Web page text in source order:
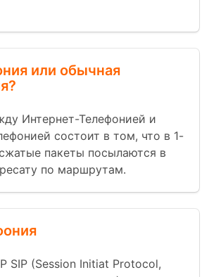
или обычная
Интернет-Телефонией и
состоит в том, что в 1-
пакеты посылаются в
по маршрутам.
SIP (Session Initiat Protocol,